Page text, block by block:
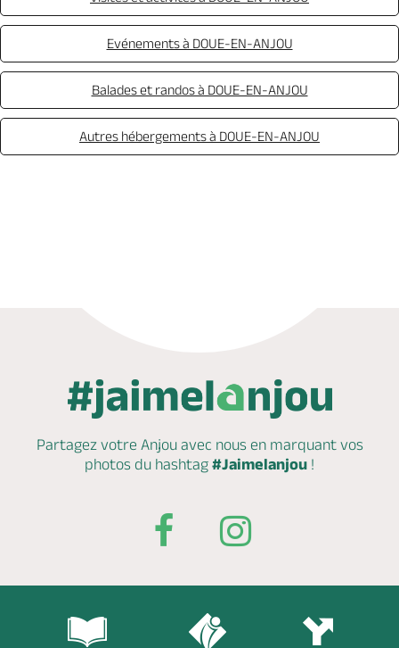
Evénements à DOUE-EN-ANJOU
Balades et randos à DOUE-EN-ANJOU
Autres hébergements à DOUE-EN-ANJOU
Partagez votre Anjou avec nous en marquantvos
photos du hashtag #Jaimelanjou !